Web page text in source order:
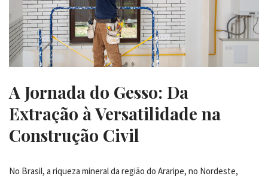
A Jornada do Gesso: Da
Extração à Versatilidade na
Construção Civil
No Brasil, a riqueza mineral da região do Araripe, no Nordeste,